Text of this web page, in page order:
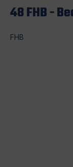
48 FHB -
FHB